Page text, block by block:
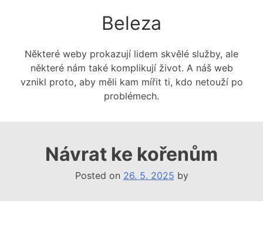
Beleza
Některé weby prokazují lidem skvělé služby, ale
některé nám také komplikují život. A náš web
vznikl proto, aby měli kam mířit ti, kdo netouží po
problémech.
Návrat ke kořenům
Posted on 26. 5. 2025 by